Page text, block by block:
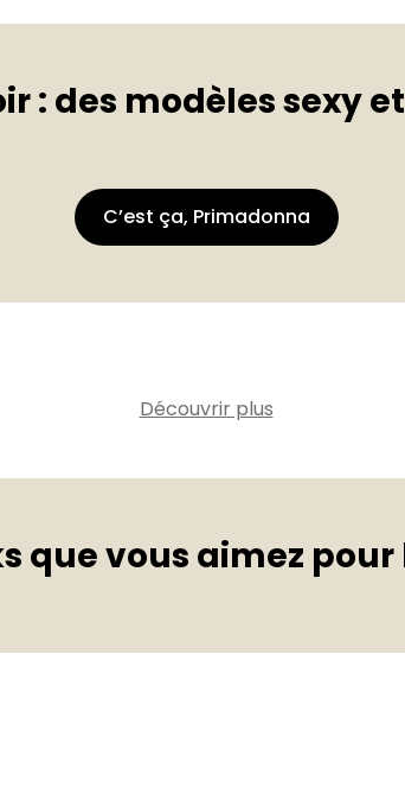
: des modèles sexy
C’est ça, Primadonna
Découvrir plus
que vous aimez pour